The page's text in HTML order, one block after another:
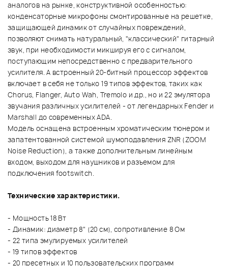
аналогов на рынке, конструктивной особенностью:
конденсаторные микрофоны смонтированные на решетке,
защищающей динамик от случайных повреждений,
позволяют снимать натуральный, "классический" гитарный
звук, при необходимости микшируя его с сигналом,
поступающим непосредственно с предварительного
усилителя. А встроенный 20-битный процессор эффектов
включает в себя не только 19 типов эффектов, таких как
Chorus, Flanger, Auto Wah, Tremolo и др., но и 22 эмулятора
звучания различных усилителей - от легендарных Fender и
Marshall до современных ADA.
Модель оснащена встроенным хроматическим тюнером и
запатентованной системой шумоподавления ZNR (ZOOM
Noise Reduction), а также дополнительным линейным
входом, выходом для наушников и разъемом для
подключения footswitch.
Технические характеристики.
- Мощность 18 Вт
- Динамик: диаметр 8" (20 см), сопротивление 8 Ом
- 22 типа эмулируемых усилителей
- 19 типов эффектов
- 20 пресетных и 10 пользовательских программ